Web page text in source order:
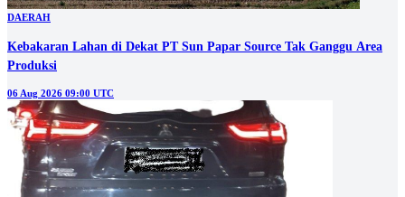
DAERAH
Kebakaran Lahan di Dekat PT Sun Papar Source Tak Ganggu Area
Produksi
06 Aug 2026 09:00 UTC